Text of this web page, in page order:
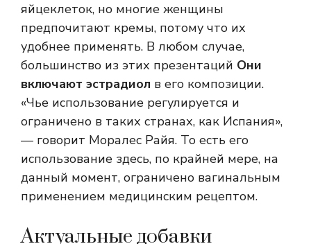
яйцеклеток, но многие женщины
предпочитают кремы, потому что их
удобнее применять. В любом случае,
большинство из этих презентаций Они
включают эстрадиол в его композиции.
«Чье использование регулируется и
ограничено в таких странах, как Испания»,
— говорит Моралес Райя. То есть его
использование здесь, по крайней мере, на
данный момент, ограничено вагинальным
применением медицинским рецептом.
Актуальные добавки